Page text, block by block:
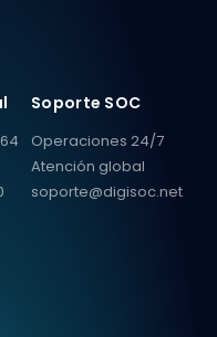
Soporte SOC
Operaciones 24/7
Atención global
soporte@digisoc.net